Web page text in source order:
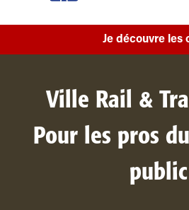
Je découvre les
Ville Rail &
Pour les pros
public